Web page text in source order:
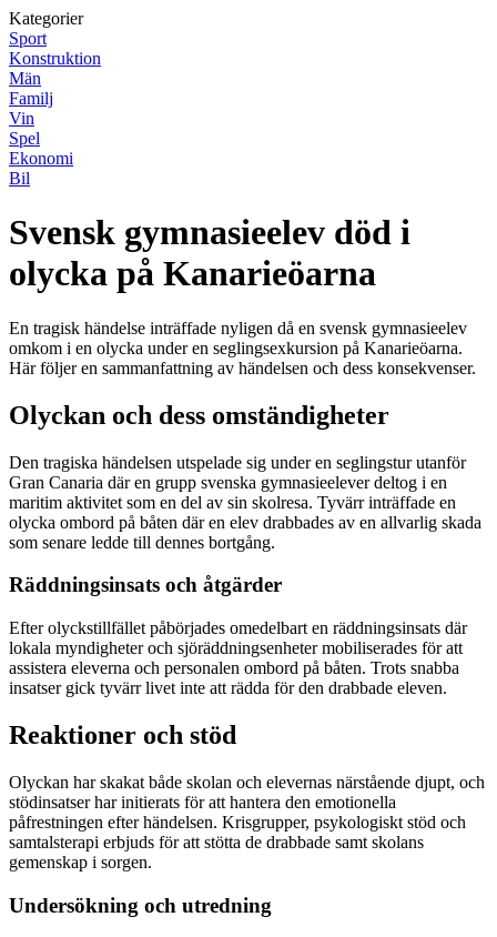
Kategorier
Sport
Konstruktion
Män
Familj
Vin
Spel
Ekonomi
Bil
Svensk gymnasieelev död i
olycka på Kanarieöarna
En tragisk händelse inträffade nyligen då en svensk gymnasieelev
omkom i en olycka under en seglingsexkursion på Kanarieöarna.
Här följer en sammanfattning av händelsen och dess konsekvenser.
Olyckan och dess omständigheter
Den tragiska händelsen utspelade sig under en seglingstur utanför
Gran Canaria där en grupp svenska gymnasieelever deltog i en
maritim aktivitet som en del av sin skolresa. Tyvärr inträffade en
olycka ombord på båten där en elev drabbades av en allvarlig skada
som senare ledde till dennes bortgång.
Räddningsinsats och åtgärder
Efter olyckstillfället påbörjades omedelbart en räddningsinsats där
lokala myndigheter och sjöräddningsenheter mobiliserades för att
assistera eleverna och personalen ombord på båten. Trots snabba
insatser gick tyvärr livet inte att rädda för den drabbade eleven.
Reaktioner och stöd
Olyckan har skakat både skolan och elevernas närstående djupt, och
stödinsatser har initierats för att hantera den emotionella
påfrestningen efter händelsen. Krisgrupper, psykologiskt stöd och
samtalsterapi erbjuds för att stötta de drabbade samt skolans
gemenskap i sorgen.
Undersökning och utredning